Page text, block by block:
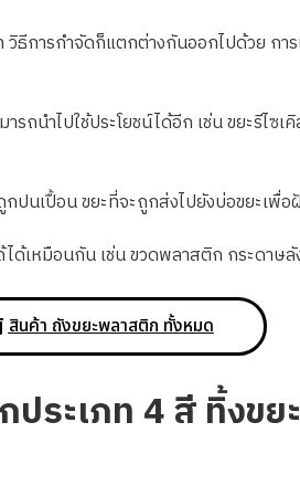
วิธีการกำจัดก็แตกต่างกันออกไปด้วย ก
ารถนำไปใช้ประโยชน์ได้อีก เช่น ขยะรี
กปนเปื้อน ขยะที่จะถูกส่งไปยังบ่อขยะเ
ได้เหมือนกัน เช่น ขวดพลาสติก กระดาษ
สินค้า ถังขยะพลาสติก ทั้งหมด
ประเภท 4สี ทิ้งขย